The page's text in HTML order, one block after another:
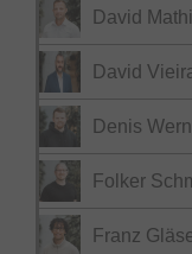
David
David
Denis
Folker
Franz